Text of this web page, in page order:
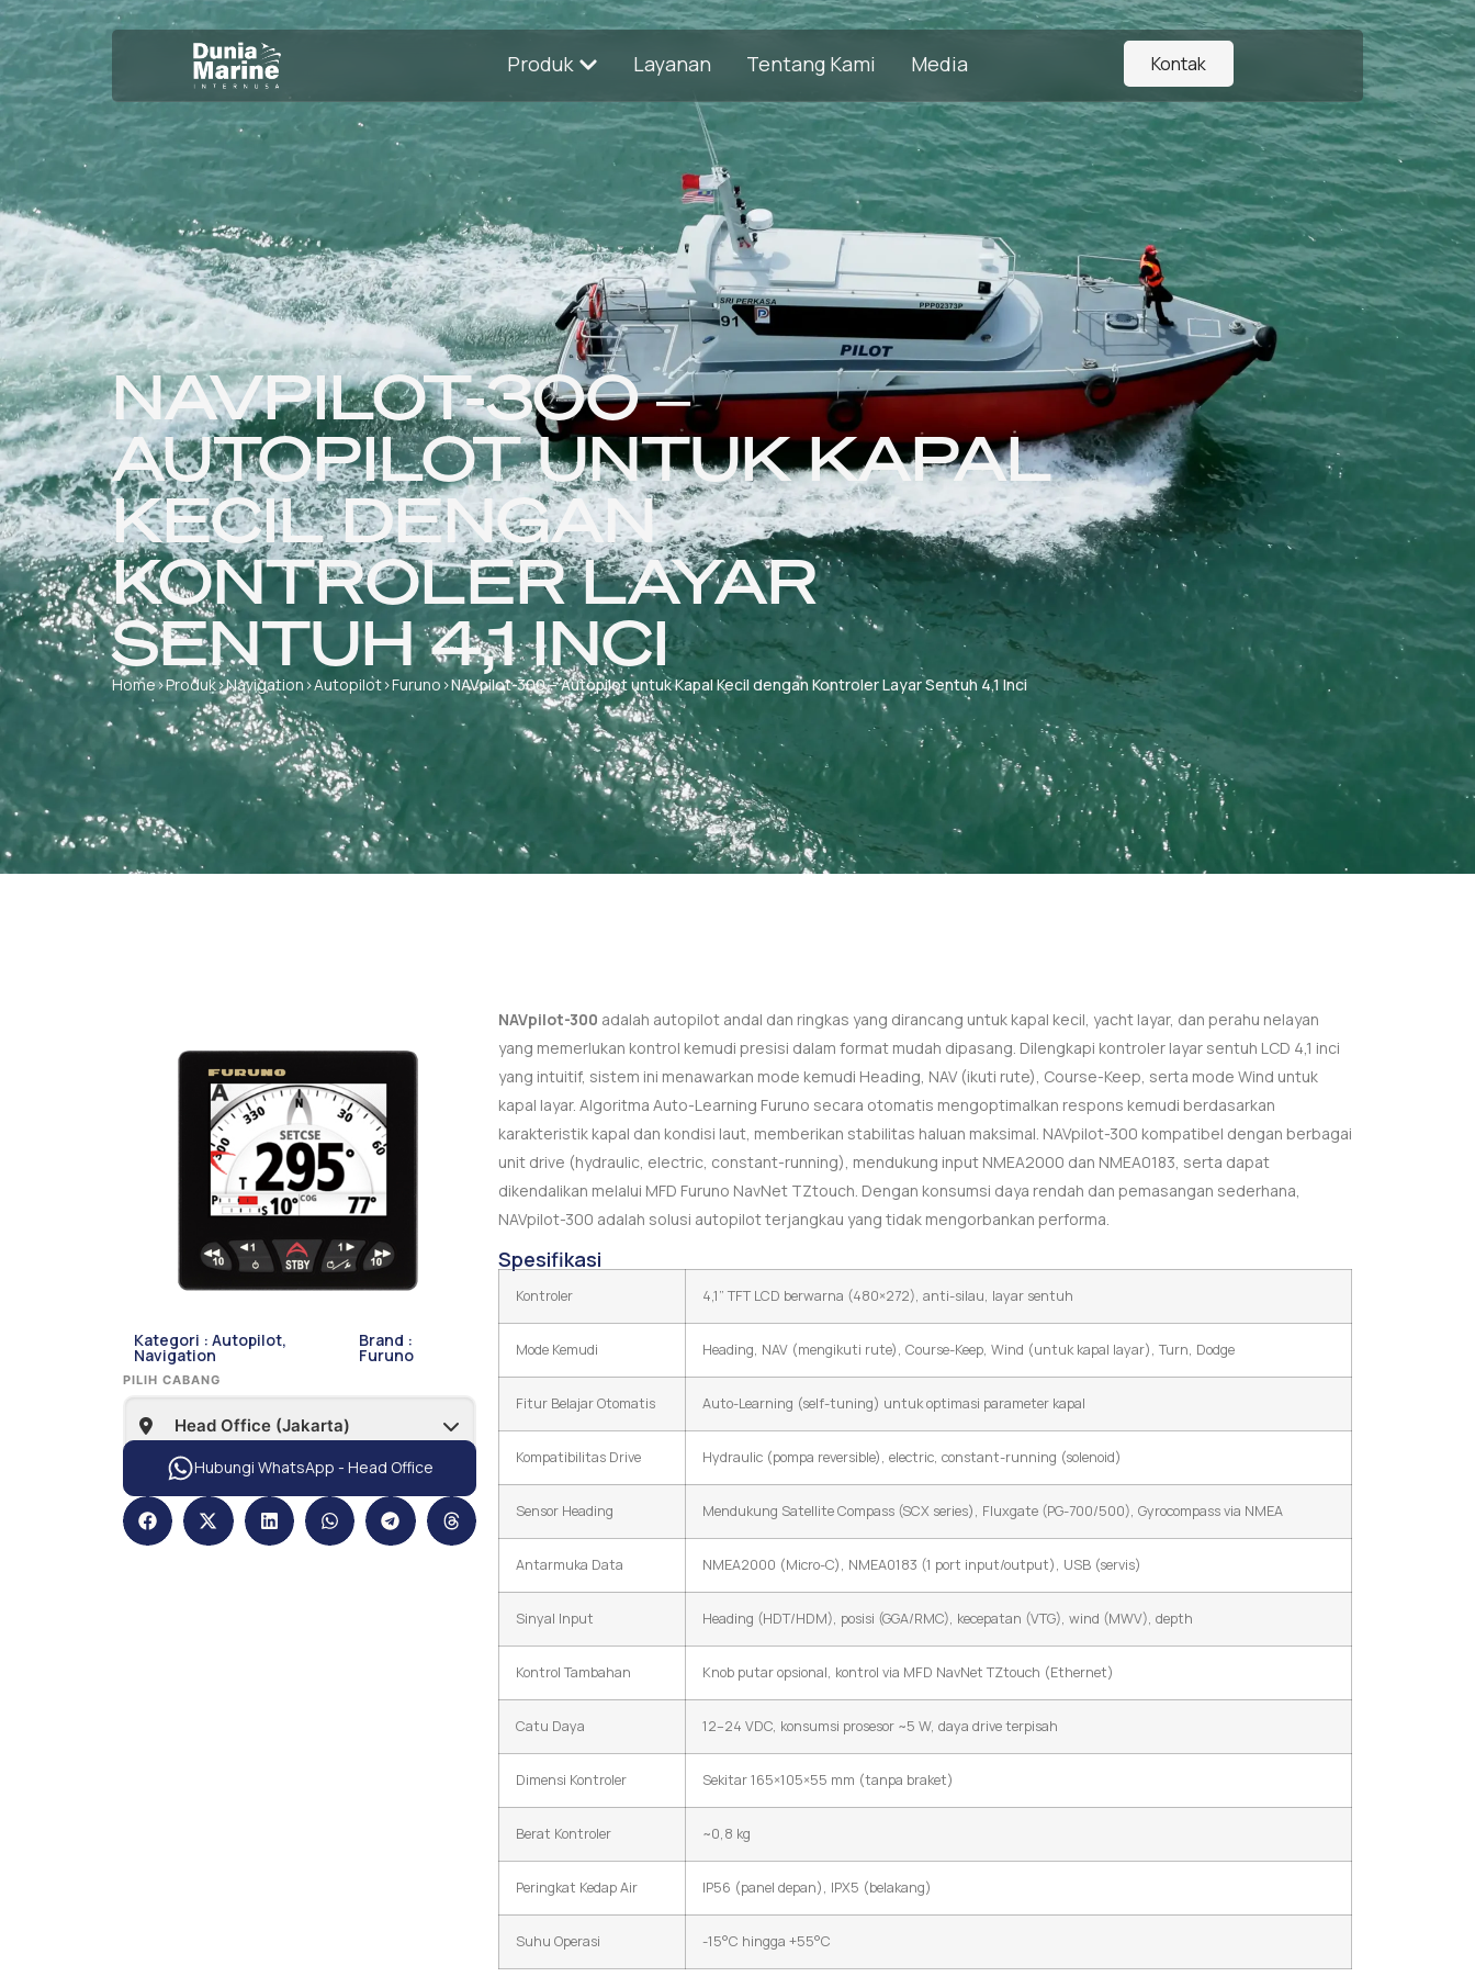
Produk Layanan Tentang Kami Media Kontak
NAVPILOT-300 –
AUTOPILOT UNTUK KAPAL
KECIL DENGAN
KONTROLER LAYAR
SENTUH 4,1 INCI
Home›Produk›Navigation ›Autopilot›Furuno ›NAVpilot-300 – Autopilot untuk Kapal Kecil dengan Kontroler Layar Sentuh 4,1 Inci
Kategori : Autopilot,
Navigation
Brand :
Furuno
PILIH CABANG
Hubungi WhatsApp - Head Office
NAVpilot-300 adalah autopilot andal dan ringkas yang dirancang untuk kapal kecil, yacht layar, dan perahu nelayan
yang memerlukan kontrol kemudi presisi dalam format mudah dipasang. Dilengkapi kontroler layar sentuh LCD 4,1 inci
yang intuitif, sistem ini menawarkan mode kemudi Heading, NAV (ikuti rute), Course-Keep, serta mode Wind untuk
kapal layar. Algoritma Auto-Learning Furuno secara otomatis mengoptimalkan respons kemudi berdasarkan
karakteristik kapal dan kondisi laut, memberikan stabilitas haluan maksimal. NAVpilot-300 kompatibel dengan berbagai
unit drive (hydraulic, electric, constant-running), mendukung input NMEA2000 dan NMEA0183, serta dapat
dikendalikan melalui MFD Furuno NavNet TZtouch. Dengan konsumsi daya rendah dan pemasangan sederhana,
NAVpilot-300 adalah solusi autopilot terjangkau yang tidak mengorbankan performa.
Spesifikasi
Kontroler 4,1” TFT LCD berwarna (480×272), anti-silau, layar sentuh
Mode Kemudi Heading, NAV (mengikuti rute), Course-Keep, Wind (untuk kapal layar), Turn, Dodge
Fitur Belajar Otomatis Auto-Learning (self-tuning) untuk optimasi parameter kapal
Kompatibilitas Drive Hydraulic (pompa reversible), electric, constant-running (solenoid)
Sensor Heading Mendukung Satellite Compass (SCX series), Fluxgate (PG-700/500), Gyrocompass via NMEA
Antarmuka Data NMEA2000 (Micro-C), NMEA0183 (1 port input/output), USB (servis)
Sinyal Input Heading (HDT/HDM), posisi (GGA/RMC), kecepatan (VTG), wind (MWV), depth
Kontrol Tambahan Knob putar opsional, kontrol via MFD NavNet TZtouch (Ethernet)
Catu Daya 12–24 VDC, konsumsi prosesor ~5 W, daya drive terpisah
Dimensi Kontroler Sekitar 165×105×55 mm (tanpa braket)
Berat Kontroler ~0,8 kg
Peringkat Kedap Air IP56 (panel depan), IPX5 (belakang)
Suhu Operasi -15°C hingga +55°C